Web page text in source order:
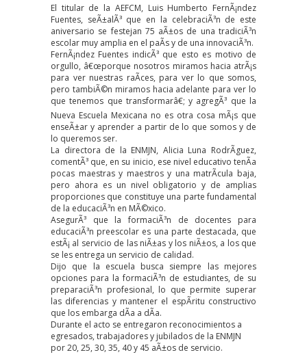
El titular de la AEFCM, Luis Humberto FernÃ¡ndez
Fuentes, seÃ±alÃ³ que en la celebraciÃ³n de este
aniversario se festejan 75 aÃ±os de una tradiciÃ³n
escolar muy amplia en el paÃ­s y de una innovaciÃ³n.
FernÃ¡ndez Fuentes indicÃ³ que esto es motivo de
orgullo, â€œporque nosotros miramos hacia atrÃ¡s
para ver nuestras raÃ­ces, para ver lo que somos,
pero tambiÃ©n miramos hacia adelante para ver lo
que tenemos que transformarâ€; y agregÃ³ que la
Nueva Escuela Mexicana no es otra cosa mÃ¡s que
enseÃ±ar y aprender a partir de lo que somos y de
lo queremos ser.
La directora de la ENMJN, Alicia Luna RodrÃ­guez,
comentÃ³ que, en su inicio, ese nivel educativo tenÃ­a
pocas maestras y maestros y una matrÃ­cula baja,
pero ahora es un nivel obligatorio y de amplias
proporciones que constituye una parte fundamental
de la educaciÃ³n en MÃ©xico.
AsegurÃ³ que la formaciÃ³n de docentes para
educaciÃ³n preescolar es una parte destacada, que
estÃ¡ al servicio de las niÃ±as y los niÃ±os, a los que
se les entrega un servicio de calidad.
Dijo que la escuela busca siempre las mejores
opciones para la formaciÃ³n de estudiantes, de su
preparaciÃ³n profesional, lo que permite superar
las diferencias y mantener el espÃ­ritu constructivo
que los embarga dÃ­a a dÃ­a.
Durante el acto se entregaron reconocimientos a
egresados, trabajadores y jubilados de la ENMJN
por 20, 25, 30, 35, 40 y 45 aÃ±os de servicio.